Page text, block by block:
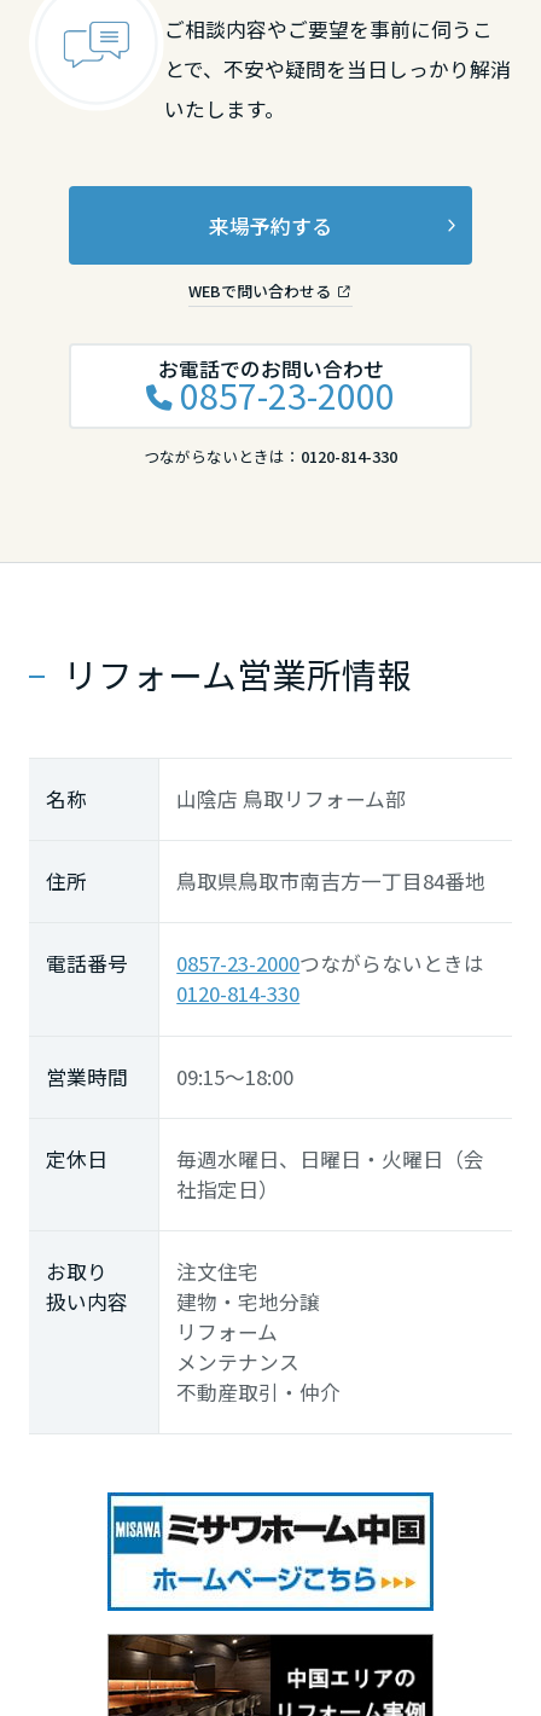
ご相談内容やご要望を事前に伺うこ
とで、不安や疑問を当日しっかり解消
いたします。
来場予約する
WEBで問い合わせる
お電話でのお問い合わせ
0857-23-2000
つながらないときは： 0120-814-330
リフォーム営業所情報
名称 山陰店 鳥取リフォーム部
住所 鳥取県鳥取市南吉方一丁目84番地
電話番号 0857-23-2000つながらないときは
0120-814-330
営業時間 09:15～18:00
定休日
毎週水曜日、日曜日・火曜日（会
社指定日）
お取り
扱い内容
注文住宅
建物・宅地分譲
リフォーム
メンテナンス
不動産取引・仲介
香川県